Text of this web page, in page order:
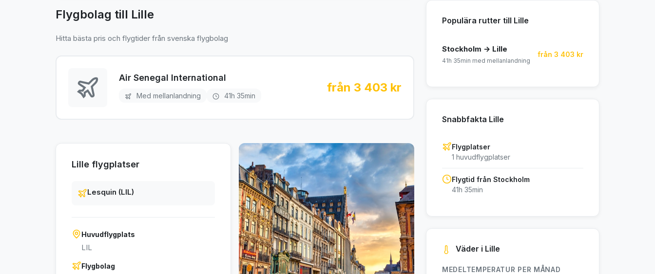
Flygbolag till Lille
Hitta bästa pris och flygtider från svenska flygbolag
Air Senegal International
Med mellanlandning 41h 35min
från 3 403 kr
Lille flygplatser
Lesquin (LIL)
Huvudflygplats
LIL
Flygbolag
Populära rutter till Lille
Stockholm → Lille
41h 35min med mellanlandning
från 3 403 kr
Snabbfakta Lille
Flygplatser
1 huvudflygplatser
Flygtid från Stockholm
41h 35min
Väder i Lille
MEDELTEMPERATUR PER MÅNAD